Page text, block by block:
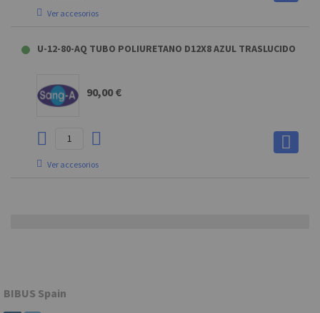
Ver accesorios
TUBECUTTER CORTATUBO
7,31 €
U-12-80-AQ TUBO POLIURETANO D12X8 AZUL TRASLUCIDO
90,00 €
Ver accesorios
BIBUS Spain